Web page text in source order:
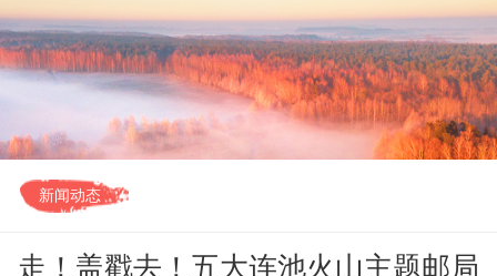
新闻动态
走！盖戳去！五大连池火山主题邮局